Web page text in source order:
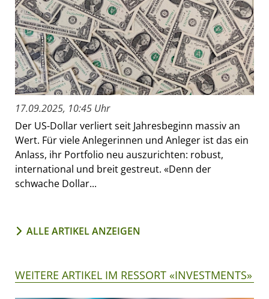
17.09.2025, 10:45 Uhr
Der US-Dollar verliert seit Jahresbeginn massiv an
Wert. Für viele Anlegerinnen und Anleger ist das ein
Anlass, ihr Portfolio neu auszurichten: robust,
international und breit gestreut. «Denn der
schwache Dollar...
ALLE ARTIKEL ANZEIGEN
WEITERE ARTIKEL IM RESSORT «INVESTMENTS»